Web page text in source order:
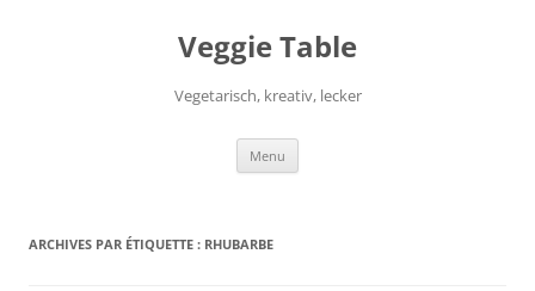
Veggie Table
Vegetarisch, kreativ, lecker
Menu
ARCHIVES PAR ÉTIQUETTE : RHUBARBE